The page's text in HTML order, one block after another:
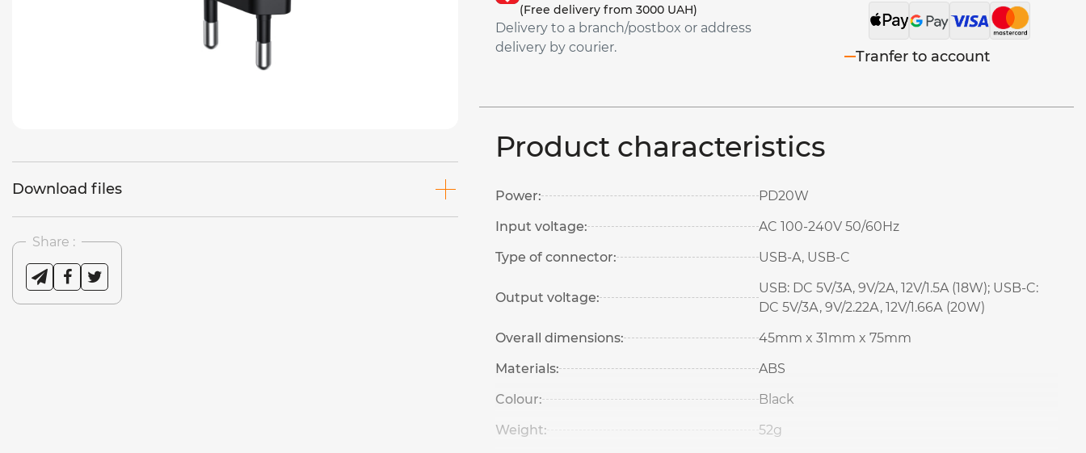
Download files
Share :
(Free delivery from 3000 UAH)
Delivery to a branch/postbox or address
delivery by courier.
Tranfer to account
Product characteristics
Power:
PD20W
Input voltage:
AC 100-240V 50/60Hz
Type of connector:
USB-A, USB-C
Output voltage:
USB: DC 5V/3A, 9V/2A, 12V/1.5A (18W); USB-C:
DC 5V/3А, 9V/2.22А, 12V/1.66А (20W)
Overall dimensions:
45mm x 31mm x 75mm
Materials:
ABS
Colour:
Black
Weight:
52g